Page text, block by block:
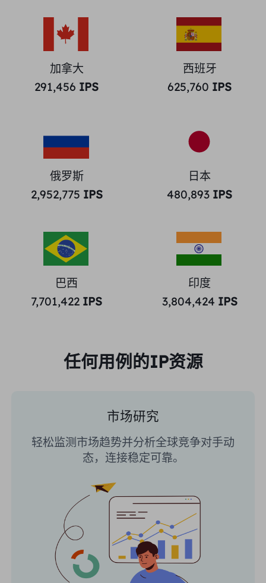
加拿大
291,456 IPS
西班牙
625,760 IPS
俄罗斯
2,952,775 IPS
日本
480,893 IPS
巴西
7,701,422 IPS
印度
3,804,424 IPS
任何用例的IP资源
市场研究
轻松监测市场趋势并分析全球竞争对手动
态，连接稳定可靠。